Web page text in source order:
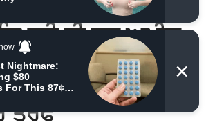
ਵੀ ਹੁਣ ਅਮੀਰ
ਦੁਸ਼ਮਣ ਜੇਕਰ ਤੁਹਾਡਾ
ਤੁਹਾਡਾ ਨਾਮ
ਤਰਫ